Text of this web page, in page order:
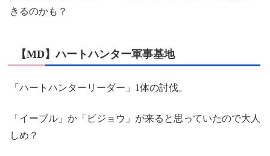
きるのかも？
【MD】ハートハンター軍事基地
「ハートハンターリーダー」1体の討伐。
「イーブル」か「ビジョウ」が来ると思っていたので大人
しめ？